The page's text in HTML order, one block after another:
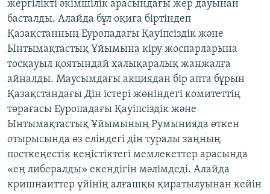
жергілікті әкімшілік арасындағы жер дауынан
басталды. Алайда бұл оқиға біртіндеп
Қазақстанның Еуропадағы Қауіпсіздік және
Ынтымақтастық Ұйымына кіру жоспарларына
тосқауыл қоятындай халықаралық жанжалға
айналды. Маусымдағы акциядан бір апта бұрын
Қазақстандағы Дін істері жөніндегі комитеттің
төрағасы Еуропадағы Қауіпсіздік және
Ынтымақтастық Ұйымының Румынияда өткен
отырысында өз еліндегі дін туралы заңның
посткеңестік кеңістіктегі мемлекеттер арасында
«ең либералды» екендігін мәлімдеді. Алайда
кришнаиттер үйінің алғашқы қиратылуынан кейін